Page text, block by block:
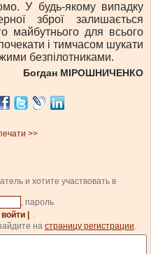
У будь-якому випадку
зброї залишається
майбутнього для всього
і тимчасом шукати
безпілотниками.
Богдан МІРОШНИЧЕНКО
>>
и хотите участвовать в
, пароль
| войти |
.
на страницу регистрации.